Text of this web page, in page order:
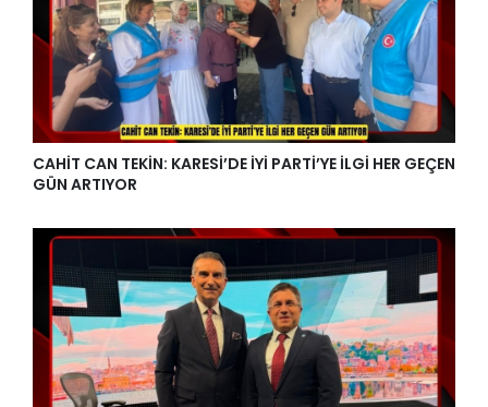
CAHİT CAN TEKİN: KARESİ’DE İYİ PARTİ’YE İLGİ HER GEÇEN
GÜN ARTIYOR